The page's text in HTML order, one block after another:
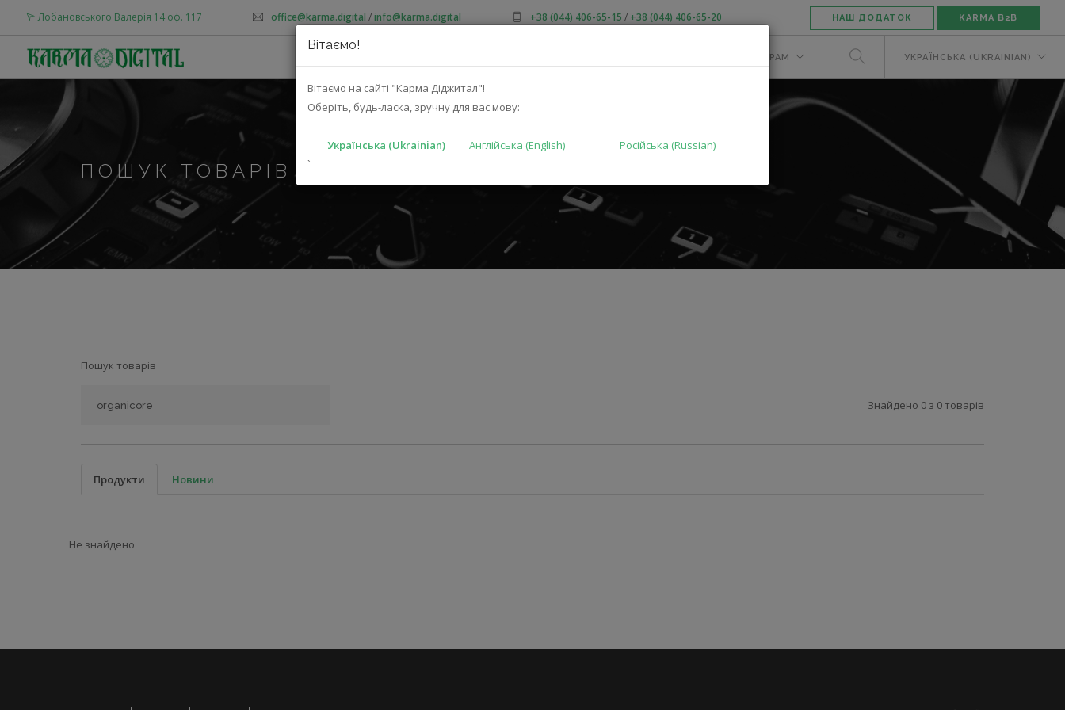
Вітаємо!
Вітаємо на сайті "Карма Діджитал"!
Оберіть, будь-ласка, зручну для вас мову:
Українська (Ukrainian) Англійська (English)
Російська (Russian)
`
Лобановського Валерія 14 оф. 117 office@karma.digital /info@karma.digital +38 (044) 406-65-15 / +38 (044) 406-65-20 НАШ ДОДАТОК KARMA B2B
ДИЛЕРАМ УКРАЇНСЬКА (UKRAINIAN)
ПОШУК ТОВАРІВ
Пошук товарів
Знайдено 0 з 0товарів
Продукти Новини
Не знайдено